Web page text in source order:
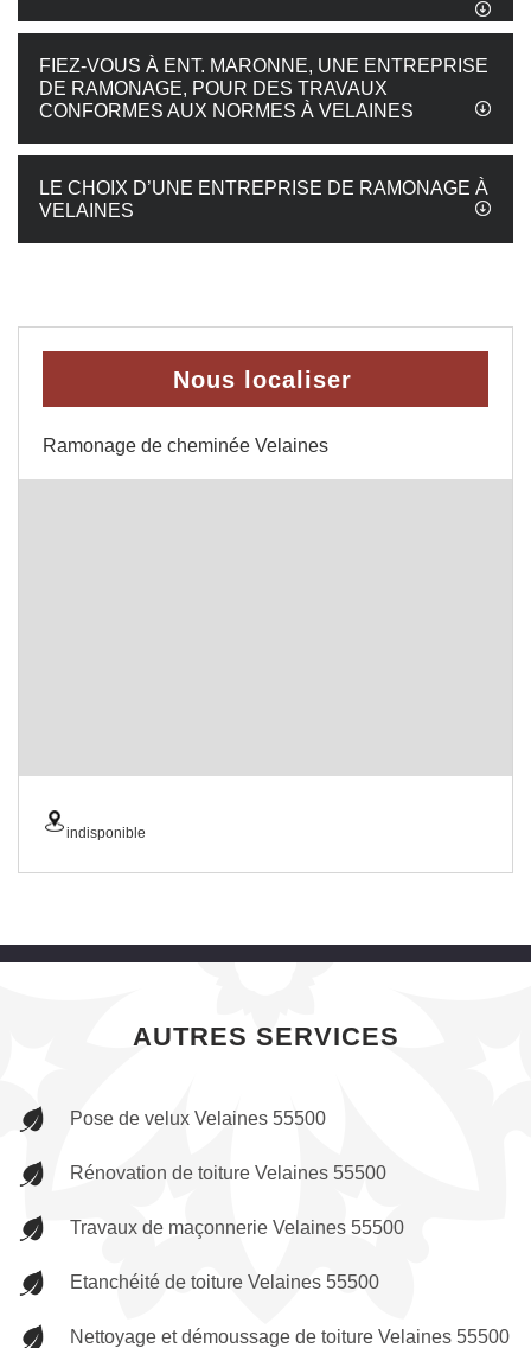
FIEZ-VOUS À ENT. MARONNE, UNE ENTREPRISE
DE RAMONAGE, POUR DES TRAVAUX
CONFORMES AUX NORMES À VELAINES
LE CHOIX D’UNE ENTREPRISE DE RAMONAGE À
VELAINES
Nous localiser
Ramonage de cheminée Velaines
indisponible
AUTRES SERVICES
Pose de velux Velaines 55500
Rénovation de toiture Velaines 55500
Travaux de maçonnerie Velaines 55500
Etanchéité de toiture Velaines 55500
Nettoyage et démoussage de toiture Velaines 55500